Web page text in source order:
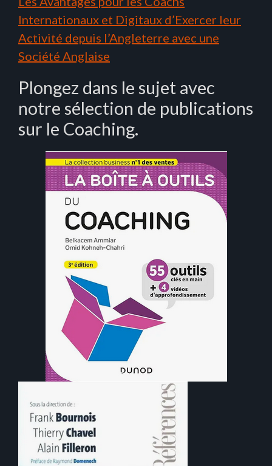
Internationaux et Digitaux d’Exercer leur
Activité depuis l’Angleterre avec une
Société Anglaise
Plongez dans le sujet avec
notre sélection de publications
sur le Coaching.